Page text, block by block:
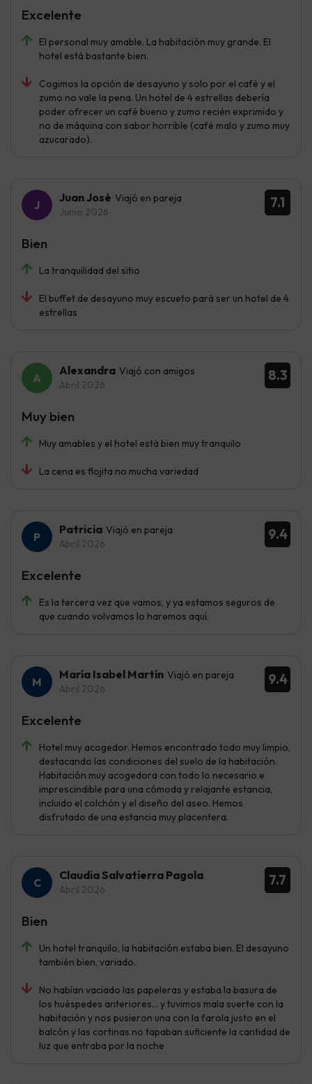
El personal muy amable. La habitación muy grande. El
hotel está bastante bien.
Cogimos la opción de desayuno y solo por el café y el
zumo no vale la pena. Un hotel de 4 estrellas debería
poder ofrecer un café bueno y zumo recién exprimido y
no de máquina con sabor horrible (café malo y zumo muy
azucarado).
Excelente
7.1
Juan José Viajó en pareja
Junio 2026
La tranquilidad del sitio
El buffet de desayuno muy escueto pará ser un hotel de 4
estrellas
Bien
8.3
Alexandra Viajó con amigos
Abril 2026
Muy amables y el hotel está bien muy tranquilo
La cena es flojita no mucha variedad
Muy bien
9.4
Patricia Viajó en pareja
Abril 2026
Es la tercera vez que vamos, y ya estamos seguros de
que cuando volvamos lo haremos aquí.
Excelente
9.4
María Isabel Martín Viajó en pareja
Abril 2026
Hotel muy acogedor. Hemos encontrado todo muy limpio,
destacando las condiciones del suelo de la habitación.
Habitación muy acogedora con todo lo necesario e
imprescindible para una cómoda y relajante estancia,
incluido el colchón y el diseño del aseo. Hemos
disfrutado de una estancia muy placentera.
Excelente
7.7
Claudia Salvatierra Pagola
Abril 2026
Un hotel tranquilo, la habitación estaba bien. El desayuno
también bien, variado.
No habían vaciado las papeleras y estaba la basura de
los huéspedes anteriores… y tuvimos mala suerte con la
habitación y nos pusieron una con la farola justo en el
balcón y las cortinas no tapaban suficiente la cantidad de
luz que entraba por la noche
Bien